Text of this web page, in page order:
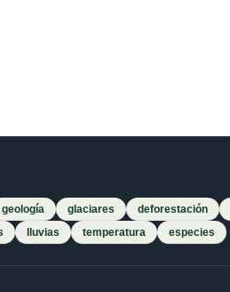
geología glaciares deforestación
lluvias temperatura especies